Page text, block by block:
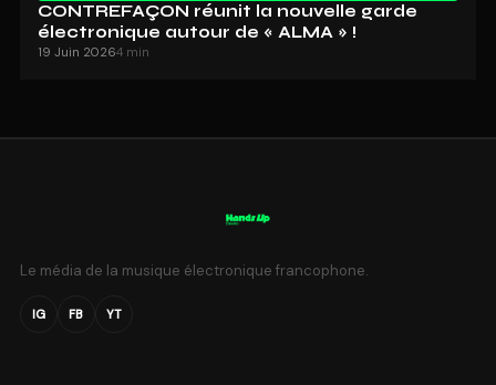
CONTREFAÇON réunit la nouvelle garde
électronique autour de « ALMA » !
19 Juin 20264 min
Le média de la musique électronique francophone.
IG FB YT